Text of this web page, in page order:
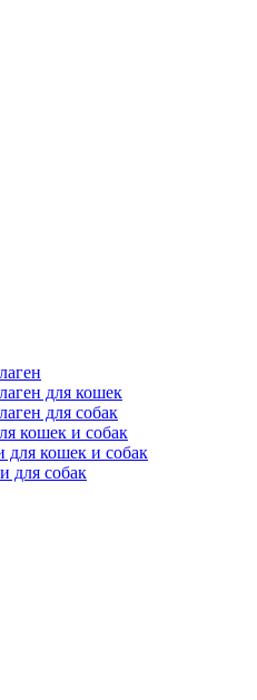
для кошек
для собак
кошек и собак
для кошек и собак
для собак